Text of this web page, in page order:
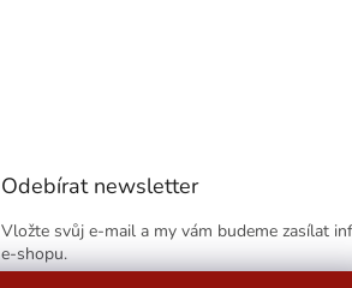
Odebírat newsletter
Vložte svůj e-mail a my vám budeme zasílat
e-shopu.